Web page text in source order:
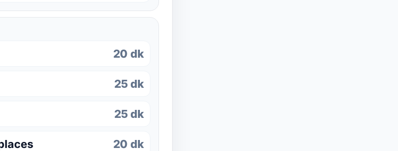
20 dk
25 dk
25 dk
20 dk